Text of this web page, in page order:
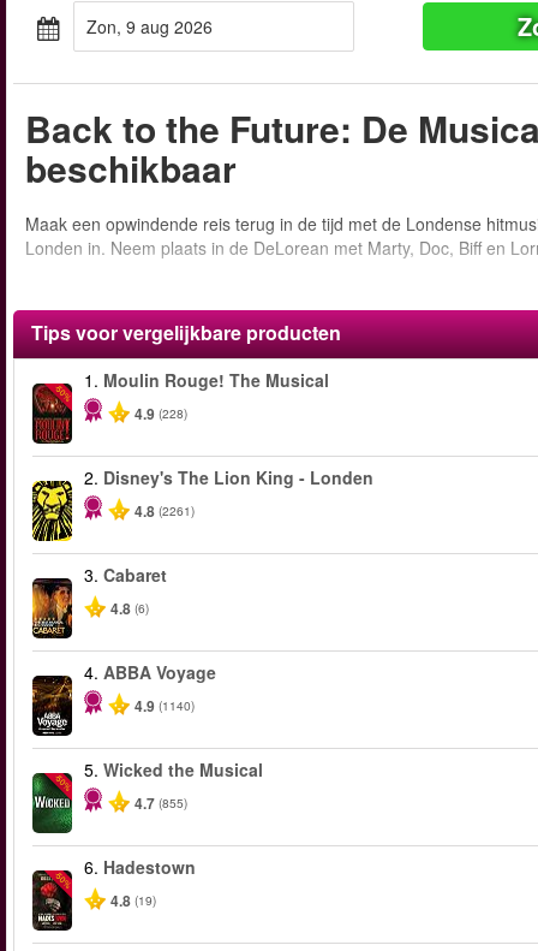
zon, 9 aug 2026
Back to the Future: De
beschikbaar
Maak een opwindende reis terug in de tijd met de Londense
Londen in. Neem plaats in de DeLorean met Marty, Doc, Biff en
Tips voor vergelijkbare producten
-50%
1. Moulin Rouge! The Musical
4.9 (228)
2. Disney's The Lion King - Londen
4.8 (2261)
3. Cabaret
4.8 (6)
4. ABBA Voyage
4.9 (1140)
-50%
5. Wicked the Musical
4.7 (855)
-50%
6. Hadestown
4.8 (19)